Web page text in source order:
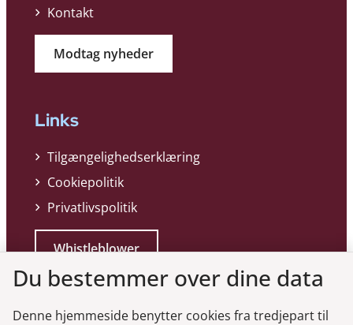
Kontakt
Modtag nyheder
Links
Tilgængelighedserklæring
Cookiepolitik
Privatlivspolitik
Whistleblower
Du bestemmer over dine data
Denne hjemmeside benytter cookies fra tredjepart til